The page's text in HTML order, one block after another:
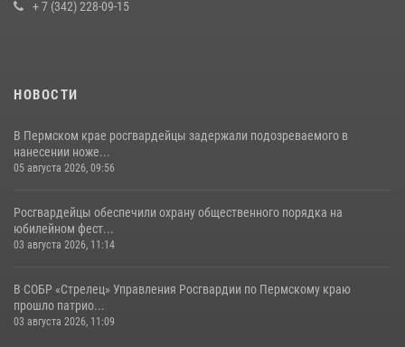
+ 7 (342) 228-09-15
НОВОСТИ
В Пермском крае росгвардейцы задержали подозреваемого в
нанесении ноже...
05 августа 2026, 09:56
Росгвардейцы обеспечили охрану общественного порядка на
юбилейном фест...
03 августа 2026, 11:14
В СОБР «Стрелец» Управления Росгвардии по Пермскому краю
прошло патрио...
03 августа 2026, 11:09